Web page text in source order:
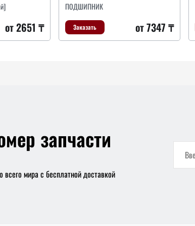
от 2651 ₸
ПОДШИПНИК
Заказать от 7347 ₸
запчасти
мира с бесплатной доставкой